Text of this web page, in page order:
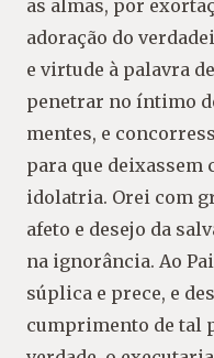
as almas, por
adoração do
e virtude à palavra
penetrar no íntimo
mentes, e
para que
idolatria. Orei com
afeto e desejo da
na ignorância. Ao
súplica e prece, e
cumprimento de tal